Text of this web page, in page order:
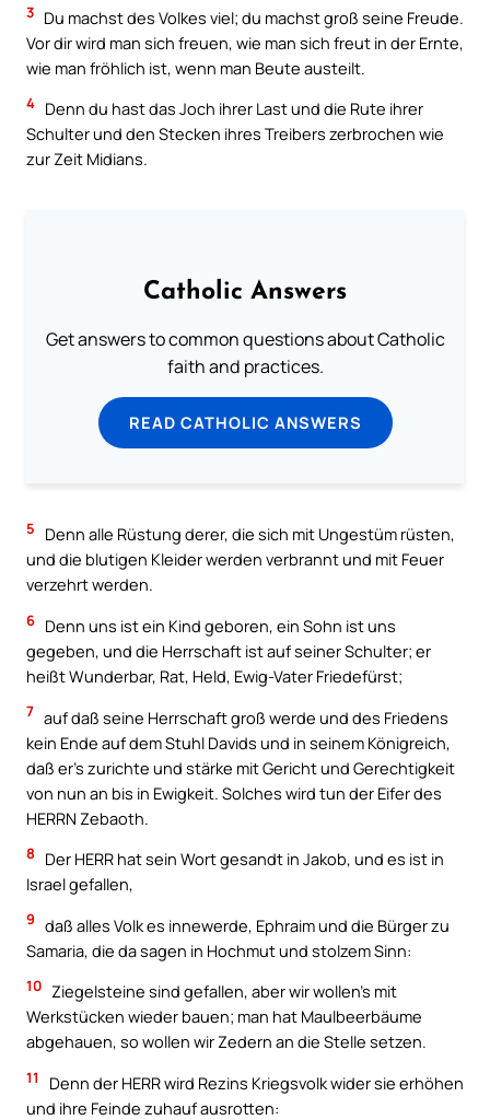
3 Du machst des Volkes viel; du machst groß seine Freude.
Vor dir wird man sich freuen, wie man sich freut in der Ernte,
wie man fröhlich ist, wenn man Beute austeilt.
4 Denn du hast das Joch ihrer Last und die Rute ihrer
Schulter und den Stecken ihres Treibers zerbrochen wie
zur Zeit Midians.
Catholic Answers
Get answers to common questions about Catholic
faith and practices.
READ CATHOLIC ANSWERS
5
Denn alle Rüstung derer, die sich mit Ungestüm rüsten,
und die blutigen Kleider werden verbrannt und mit Feuer
verzehrt werden.
6 Denn uns ist ein Kind geboren, ein Sohn ist uns
gegeben, und die Herrschaft ist auf seiner Schulter; er
heißt Wunderbar, Rat, Held, Ewig-Vater Friedefürst;
7 auf daß seine Herrschaft groß werde und des Friedens
kein Ende auf dem Stuhl Davids und in seinem Königreich,
daß er’s zurichte und stärke mit Gericht und Gerechtigkeit
von nun an bis in Ewigkeit. Solches wird tun der Eifer des
HERRN Zebaoth.
8
Der HERR hat sein Wort gesandt in Jakob, und es ist in
Israel gefallen,
9 daß alles Volk es innewerde, Ephraim und die Bürger zu
Samaria, die da sagen in Hochmut und stolzem Sinn:
10 Ziegelsteine sind gefallen, aber wir wollen’s mit
Werkstücken wieder bauen; man hat Maulbeerbäume
abgehauen, so wollen wir Zedern an die Stelle setzen.
11
Denn der HERR wird Rezins Kriegsvolk wider sie erhöhen
und ihre Feinde zuhauf ausrotten: